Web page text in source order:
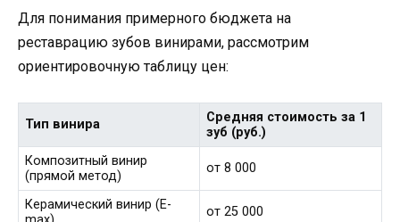
Для понимания примерного бюджета на
реставрацию зубов винирами, рассмотрим
ориентировочную таблицу цен:
Тип винира
Средняя стоимость за 1
зуб (руб.)
Композитный винир
(прямой метод)
от 8 000
Керамический винир (E-
от 25 000